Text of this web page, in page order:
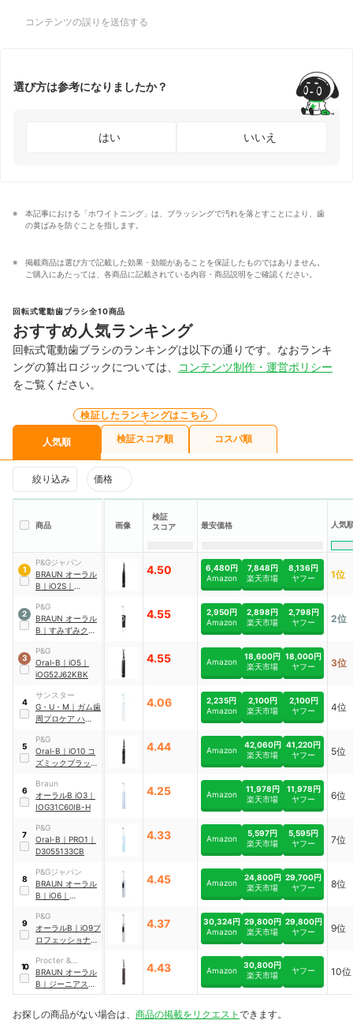
コンテンツの誤りを送信する
選び方は参考になりましたか？
はい いいえ
本記事における「ホワイトニング」は、ブラッシングで汚れを落とすことにより、歯
の黄ばみを防ぐことを指します。
掲載商品は選び方で記載した効果・効能があることを保証したものではありません。
ご購入にあたっては、各商品に記載されている内容・商品説明をご確認ください。
回転式電動歯ブラシ全10商品
おすすめ人気ランキング
回転式電動歯ブラシのランキングは以下の通りです。なおランキ
ングの算出ロジックについては、
コンテンツ制作・運営ポリシー
をご覧ください。
人気順
検証したランキングはこちら
検証スコア順 コスパ順
絞り込み 価格
商品 画像
検証
スコア
最安価格 人気
1
P&Gジャパン
BRAUN オーラル
B ｜ iO2S ｜
4.50
6,480円
Amazon
7,848円
楽天市場
8,136円
ヤフー
1位
2
P&G
BRAUN オーラル
B ｜ すみずみクリ
ョン
4.55
2,950円
Amazon
2,898円
楽天市場
2,798円
ヤフー
2位
3
P&G
Oral-B ｜ iO5 ｜
iOG52J62KBK
4.55 Amazon
18,600円
楽天市場
18,000円
ヤフー
3位
4
サンスター
G・U・M ｜ ガム歯
周プロケア ハグキ
｜SP-01
4.06
2,235円
Amazon
2,100円
楽天市場
2,100円
ヤフー
4位
5
P&G
Oral-B ｜ iO10 コ
ズミックブラック
iOM10442ADCB
4.44 Amazon
42,060円
楽天市場
41,220円
ヤフー
5位
6
Braun
オーラルB iO3 ｜
IOG31C60IB-H
4.25 Amazon
11,978円
楽天市場
11,978円
ヤフー
6位
7
P&G
Oral-B ｜ PRO1 ｜
D3055133CB
4.33 Amazon
5,597円
楽天市場
5,595円
ヤフー
7位
8
P&Gジャパン
BRAUN オーラル
B ｜ iO6 ｜
4.45 Amazon
24,800円
楽天市場
29,700円
ヤフー
8位
9
P&G
オーラルB ｜ iO9プ
ロフェッショナル
4.37
30,324円
Amazon
29,800円
楽天市場
29,800円
ヤフー
9位
10
Procter &
Gamble
BRAUN オーラル
B ｜ ジーニアスS
D7005135XBK
4.43 Amazon
30,800円
楽天市場
ヤフー 10位
お探しの商品がない場合は、 商品の掲載をリクエスト できます。